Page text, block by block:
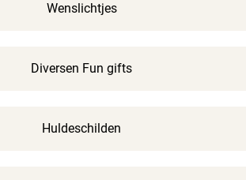
Wenslichtjes
Diversen Fun gifts
Huldeschilden